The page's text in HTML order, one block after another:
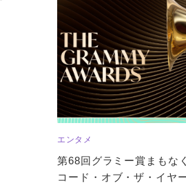
エンタメ
第68回グラミー賞まもな
コード・オブ・ザ・イヤ